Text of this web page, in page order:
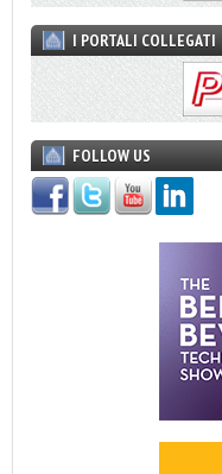
I PORTALI COLLEGATI
FOLLOW US